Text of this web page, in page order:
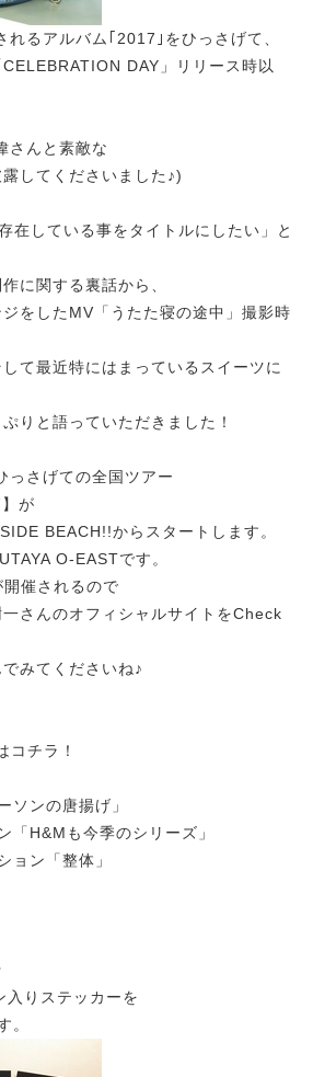
るアルバム｢2017｣をひっさげて、
DAY」リリース時以
さんと素敵な
してくださいました♪)
在している事をタイトルにしたい」と
に関する裏話から、
をしたMV「うたた寝の途中」撮影時
て最近特にはまっているスイーツに
りと語っていただきました！
っさげての全国ツアー
が
BEACH!!からスタートします。
O-EASTです。
催されるので
さんのオフィシャルサイトをCheck
みてくださいね♪
コチラ！
ソンの唐揚げ」
「H&Mも今季のシリーズ」
ョン「整体」
りステッカーを
。